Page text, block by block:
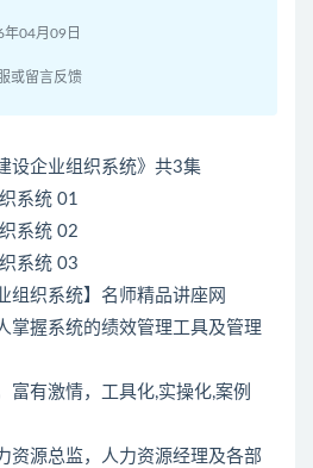
年04月09日
或留言反馈
设企业组织系统》共3集
系统 01
系统 02
系统 03
组织系统】名师精品讲座网
掌握系统的绩效管理工具及管理
富有激情，工具化,实操化,案例
资源总监，人力资源经理及各部